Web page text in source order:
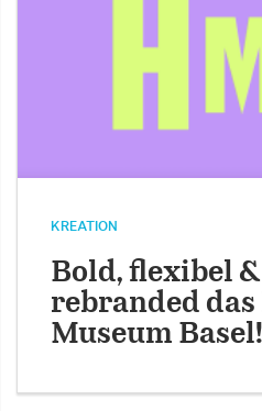
KREATION
Bold, flexibel
rebranded
Museum Basel!